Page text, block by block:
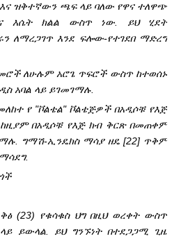
ዝቅተኛውን ጫፍ ላይ ባለው የዋና ተለዋጭ
እሴት ክልል ውስጥ ነው. ይህ ሂደት
ለማረጋገጥ እንደ ፍሎው-የተገደበ ማድረግ
ለሁሉም አሮጌ ጥፍሮች ውስጥ ከተወሰኑ
አባል ላይ ይገመገማሉ.
የ "ቮልቴል" ቮልቴጅዎች በአዲሶቹ የእጅ
በአዲሶቹ የእጅ ክብ ቅርጽ በመጠቀም
ግማሽ-ኢንዴክስ ማሳያ ዘዴ [22] ጥቅም
(23) የቁሳቁስ ህግ በዚህ ወረቀት ውስጥ
ይውላል. ይህ ግንኙነት በተደጋጋሚ ጊዜ